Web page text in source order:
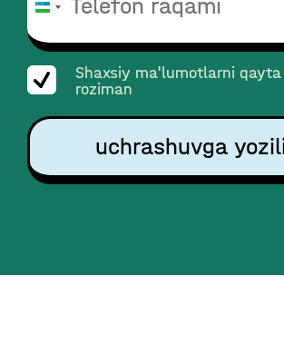
O‘zbekiston
Shaxsiy ma'lumotlarni
roziman
uchrashuvga